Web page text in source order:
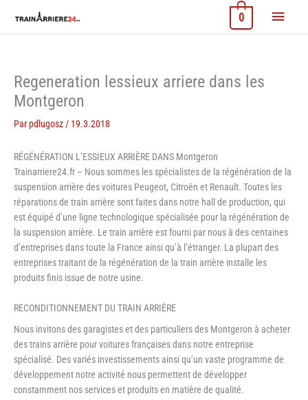
contenu
Menu
0
Regeneration lessieux arriere dans les
Montgeron
Par pdlugosz / 19.3.2018
RÉGÉNÉRATION L’ESSIEUX ARRIÈRE DANS Montgeron
Trainarriere24.fr – Nous sommes les spécialistes de la régénération de la
suspension arrière des voitures Peugeot, Citroën et Renault. Toutes les
réparations de train arrière sont faites dans notre hall de production, qui
est équipé d’une ligne technologique spécialisée pour la régénération de
la suspension arrière. Le train arrière est fourni par nous à des centaines
d’entreprises dans toute la France ainsi qu’à l’étranger. La plupart des
entreprises traitant de la régénération de la train arrière installe les
produits finis issue de notre usine.
RECONDITIONNEMENT DU TRAIN ARRIÈRE
Nous invitons des garagistes et des particuliers des Montgeron à acheter
des trains arrière pour voitures françaises dans notre entreprise
spécialisé. Des variés investissements ainsi qu’un vaste programme de
développement notre activité nous permettent de développer
constamment nos services et produits en matière de qualité.